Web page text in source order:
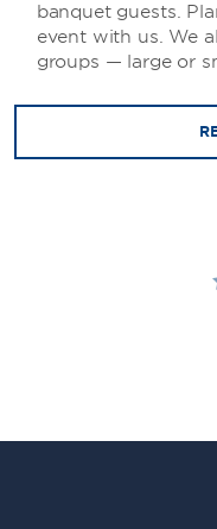
banquet guests.
event with us. We
groups — large or